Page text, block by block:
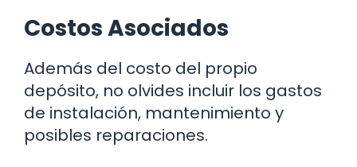
Costos Asociados
Además del costo del propio
depósito, no olvides incluir los gastos
de instalación, mantenimiento y
posibles reparaciones.